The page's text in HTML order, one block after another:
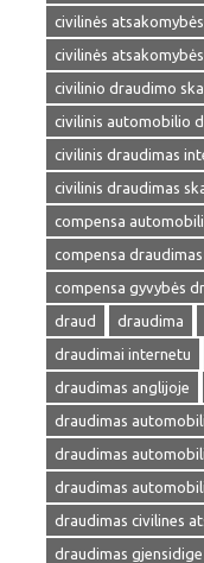
civilinės
civilinės
civilinio draudimo
civilinis automobilio
civilinis draudimas
civilinis draudimas
compensa
compensa
compensa gyvybės
draud
draudima
draudimai internetu
draudimas anglijoje
draudimas
draudimas
draudimas
draudimas civilines
draudimas gjensidige